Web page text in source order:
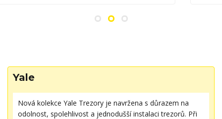
Yale
Nová kolekce Yale Trezory je navržena s důrazem na
odolnost, spolehlivost a jednodušší instalaci trezorů. Při